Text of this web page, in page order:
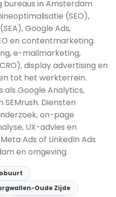
in Amsterdam
(SEO),
Google Ads,
en contentmarketing.
e-mailmarketing,
display advertising en
tot het werkterrein.
als Google Analytics,
Diensten
on-page
UX-advies en
Ads of LinkedIn Ads
en omgeving.
Oude Zijde